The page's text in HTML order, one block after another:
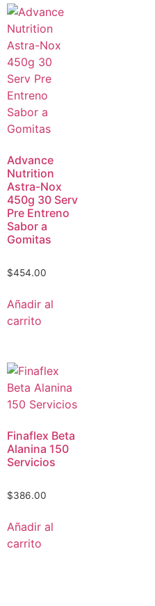
Advance
Nutrition
Astra-Nox
450g 30 Serv
Pre Entreno
Sabor a
Gomitas
$454.00
Añadir al
carrito
Finaflex Beta
Alanina 150
Servicios
$386.00
Añadir al
carrito